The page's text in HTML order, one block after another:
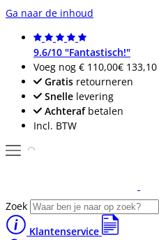
Ga naar de inhoud
9.6/10 "Fantastisch!"
Voeg nog € 110,00€ 133,10
Gratis retourneren
Snelle levering
Achterafbetalen
Incl. BTW
Zoek
Klantenservice